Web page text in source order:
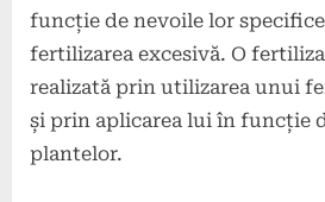
funcție de nevoile lor specifice
fertilizarea excesivă. O
realizată prin utilizarea unui
și prin aplicarea lui în funcție
plantelor.